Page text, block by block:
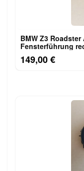
BMW Z3
Fensterführung
149,00 €